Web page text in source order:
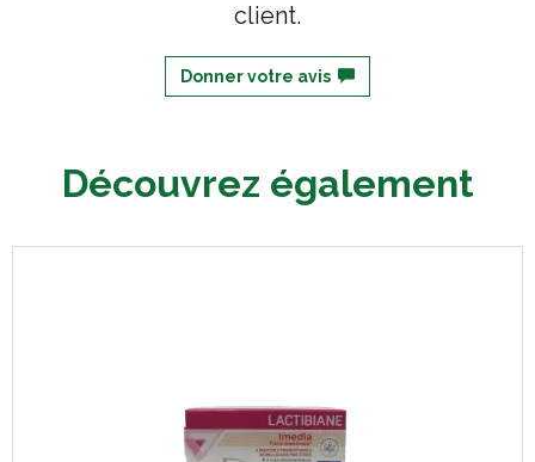
client.
Donner votre avis
Découvrez également